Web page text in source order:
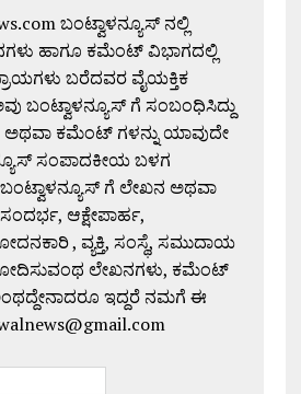
ಬಂಟ್ವಾಳನ್ಯೂಸ್ ನಲ್ಲಿ
ಹಾಗೂ ಕಮೆಂಟ್ ವಿಭಾಗದಲ್ಲಿ
ಬರೆದವರ ವೈಯಕ್ತಿಕ
ಬಂಟ್ವಾಳನ್ಯೂಸ್ ಗೆ ಸಂಬಂಧಿಸಿದ್ದು
ಅಥವಾ ಕಮೆಂಟ್ ಗಳನ್ನು ಯಾವುದೇ
ಸಂಪಾದಕೀಯ ಬಳಗ
ಗೆ ಲೇಖನ ಅಥವಾ
ಆಕ್ಷೇಪಾರ್ಹ,
, ವ್ಯಕ್ತಿ, ಸಂಸ್ಥೆ, ಸಮುದಾಯ
ಲೇಖನಗಳು, ಕಮೆಂಟ್
ಇದ್ದರೆ ನಮಗೆ ಈ